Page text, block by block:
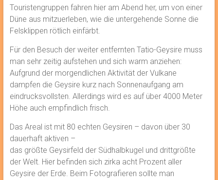
Touristengruppen fahren hier am Abend her, um von einer
Düne aus mitzuerleben, wie die untergehende Sonne die
Felsklippen rötlich einfärbt.
Für den Besuch der weiter entfernten Tatio-Geysire muss
man sehr zeitig aufstehen und sich warm anziehen:
Aufgrund der morgendlichen Aktivität der Vulkane
dampfen die Geysire kurz nach Sonnenaufgang am
eindrucksvollsten. Allerdings wird es auf über 4000 Meter
Höhe auch empfindlich frisch.
Das Areal ist mit 80 echten Geysiren – davon über 30
dauerhaft aktiven –
das größte Geysirfeld der Südhalbkugel und drittgrößte
der Welt. Hier befinden sich zirka acht Prozent aller
Geysire der Erde. Beim Fotografieren sollte man